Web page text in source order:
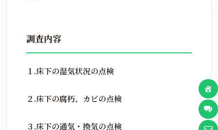
調査内容
１.床下の湿気状況の点検
２.床下の腐朽、カビの点検
３.床下の通気・換気の点検